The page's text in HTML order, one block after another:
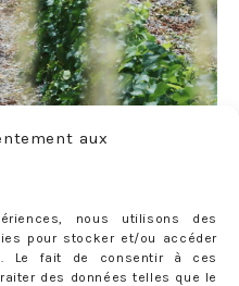
aux
nous utilisons des
pour stocker et/ou accéder
Le fait de consentir à ces
des données telles que le